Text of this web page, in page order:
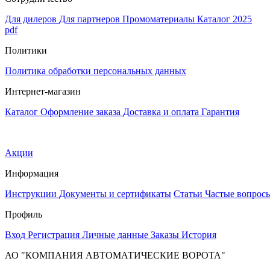
Для дилеров Для партнеров Промоматериалы Каталог 2025
pdf
Политики
Политика обработки персональных данных
Интернет-магазин
Каталог Оформление заказа Доставка и оплата Гарантия
Акции
Информация
Инструкции Документы и сертификаты Статьи Частые
Профиль
Вход Регистрация Личные данные Заказы История
АО "КОМПАНИЯ АВТОМАТИЧЕСКИЕ ВОРОТА"